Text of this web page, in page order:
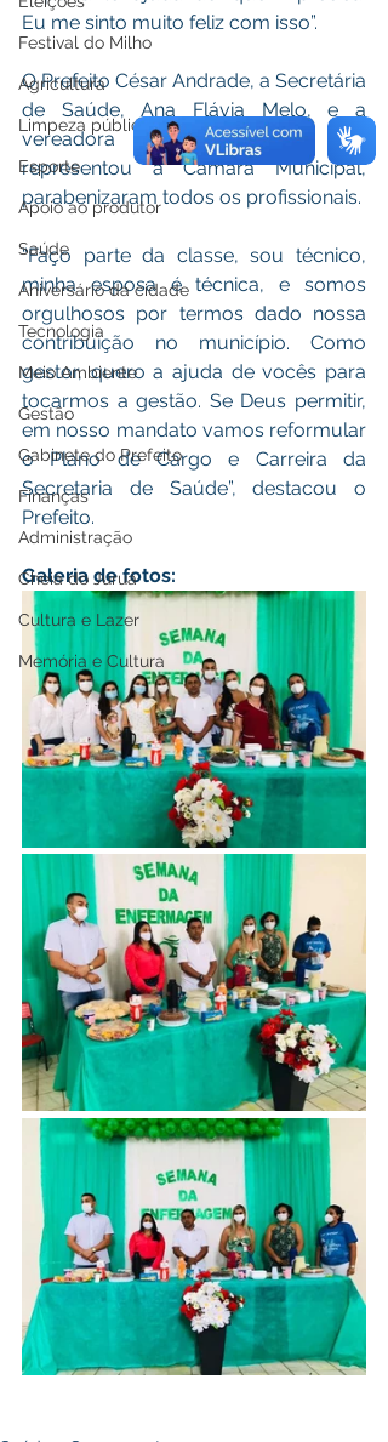
Festival do Milho
Agricultura
Limpeza pública
Esporte
Apoio ao produtor
Saúde
Aniversário da cidade
Tecnologia
Meio Ambiente
Gestão
Gabinete do Prefeito
Finanças
Administração
Cheia do Juruá
Cultura e Lazer
Memória e Cultura
Eu me sinto muito feliz com isso”.
O Prefeito César Andrade, a Secretária
de Saúde, Ana Flávia Melo, e a
vereadora Cleide Silva, que
representou a Câmara Municipal,
parabenizaram todos os profissionais.
“Faço parte da classe, sou técnico,
minha esposa é técnica, e somos
orgulhosos por termos dado nossa
contribuição no município. Como
gestor, quero a ajuda de vocês para
tocarmos a gestão. Se Deus permitir,
em nosso mandato vamos reformular
o Plano de Cargo e Carreira da
Secretaria de Saúde”, destacou o
Prefeito.
Galeria de fotos: